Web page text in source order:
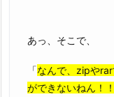
あっ、そこで、
「なんで、zipや
ができないねん！！